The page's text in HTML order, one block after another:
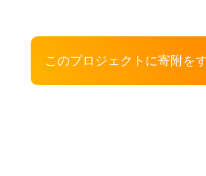
このプロジェクトに寄附を